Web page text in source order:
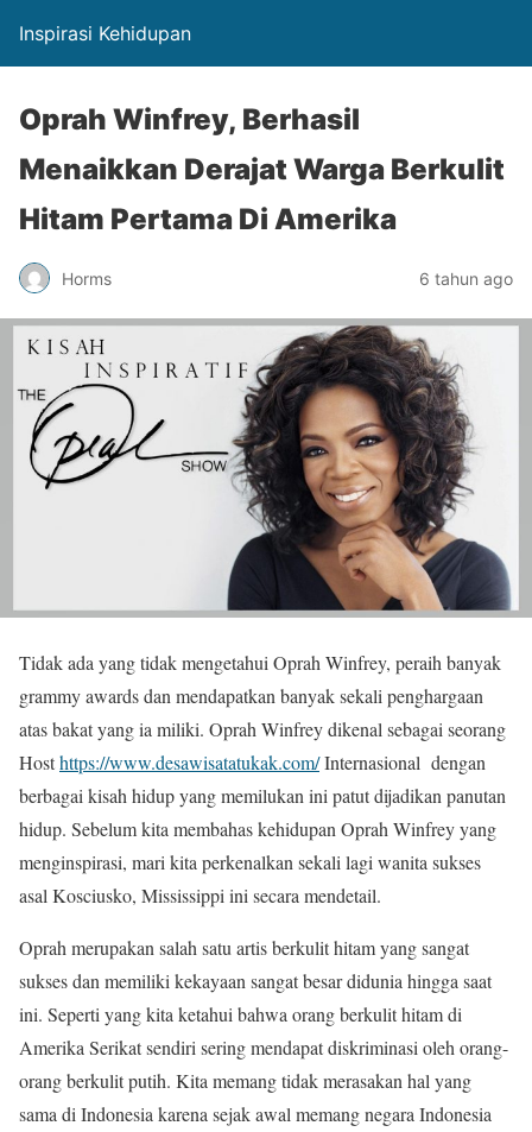
Inspirasi Kehidupan
Oprah Winfrey, Berhasil
Menaikkan Derajat Warga Berkulit
Hitam Pertama Di Amerika
Horms 6 tahun ago
Tidak ada yang tidak mengetahui Oprah Winfrey, peraih banyak
grammy awards dan mendapatkan banyak sekali penghargaan
atas bakat yang ia miliki. Oprah Winfrey dikenal sebagai seorang
Hosthttps://www.desawisatatukak.com/Internasional dengan
berbagai kisah hidup yang memilukan ini patut dijadikan panutan
hidup. Sebelum kita membahas kehidupan Oprah Winfrey yang
menginspirasi, mari kita perkenalkan sekali lagi wanita sukses
asal Kosciusko, Mississippi ini secara mendetail.
Oprah merupakan salah satu artis berkulit hitam yang sangat
sukses dan memiliki kekayaan sangat besar didunia hingga saat
ini. Seperti yang kita ketahui bahwa orang berkulit hitam di
Amerika Serikat sendiri sering mendapat diskriminasi oleh orang-
orang berkulit putih. Kita memang tidak merasakan hal yang
sama di Indonesia karena sejak awal memang negara Indonesia